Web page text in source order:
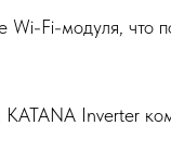
Wi-Fi-модуля, что
Inverter